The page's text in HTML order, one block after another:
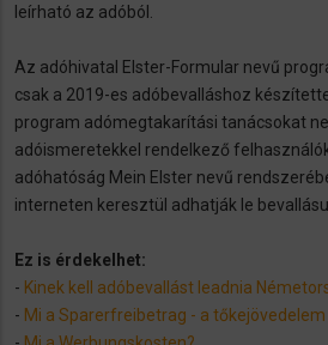
leírható az adóból.
Az adóhivatal Elster-Formular nevű
csak a 2019-es adóbevalláshoz
program adómegtakarítási tanácsokat
adóismeretekkel rendelkező
adóhatóság Mein Elster nevű
interneten keresztül adhatják le
Ez is érdekelhet:
- Kinek kell adóbevallást leadnia
- Mi a Sparerfreibetrag - a